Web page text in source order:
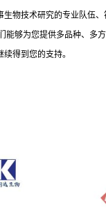
物技术研究的专业队伍
够为您提供多品种、多
得到您的支持。